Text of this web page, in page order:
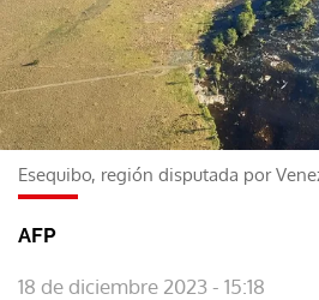
Esequibo, región disputada por
AFP
18 de diciembre 2023 - 15:18